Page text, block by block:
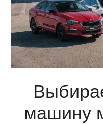
машину